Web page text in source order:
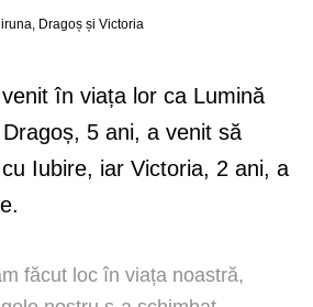
Dragoș și Victoria
în viața lor ca Lumină
5 ani, a venit să
Iubire, iar Victoria, 2 ani, a
făcut loc în viața noastră,